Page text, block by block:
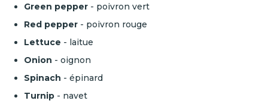
Green pepper - poivron vert
Red pepper - poivron rouge
Lettuce - laitue
Onion - oignon
Spinach - épinard
Turnip - navet